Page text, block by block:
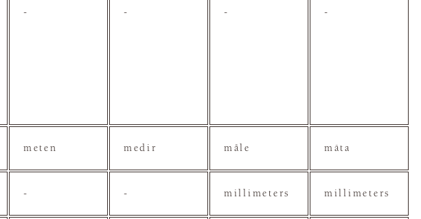
- - - -
meten medir måle mäta
- - millimeters millimeters